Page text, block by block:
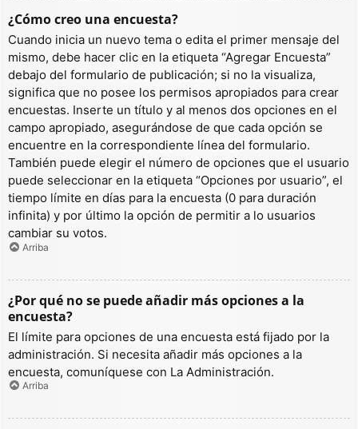
¿Cómo creo una encuesta?
Cuando inicia un nuevo tema o edita el primer mensaje del
mismo, debe hacer clic en la etiqueta “Agregar Encuesta”
debajo del formulario de publicación; si no la visualiza,
significa que no posee los permisos apropiados para crear
encuestas. Inserte un título y al menos dos opciones en el
campo apropiado, asegurándose de que cada opción se
encuentre en la correspondiente línea del formulario.
También puede elegir el número de opciones que el usuario
puede seleccionar en la etiqueta “Opciones por usuario”, el
tiempo límite en días para la encuesta (0 para duración
infinita) y por último la opción de permitir a lo usuarios
cambiar su votos.
Arriba
¿Por qué no se puede añadir más opciones a la
encuesta?
El límite para opciones de una encuesta está fijado por la
administración. Si necesita añadir más opciones a la
encuesta, comuníquese con La Administración.
Arriba